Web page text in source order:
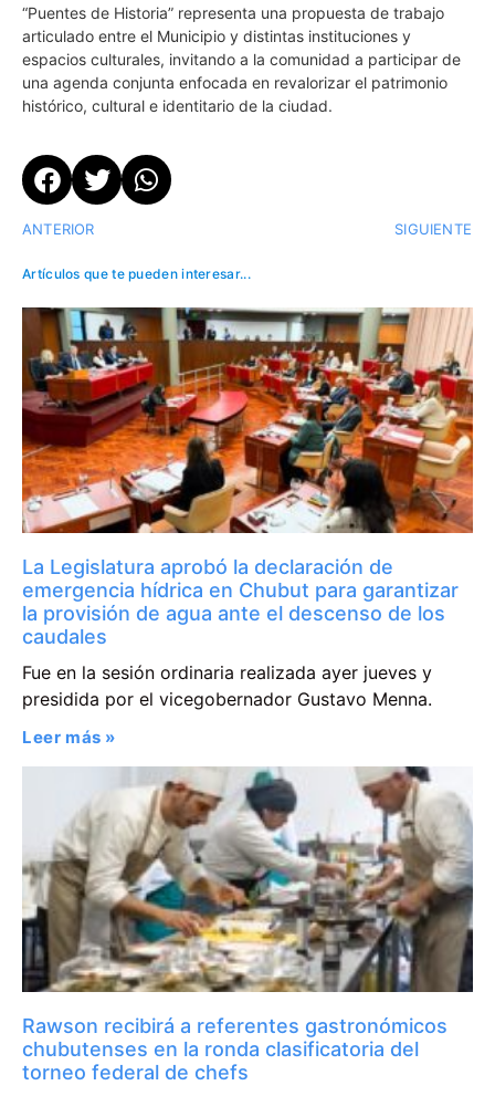
“Puentes de Historia” representa una propuesta de trabajo
articulado entre el Municipio y distintas instituciones y
espacios culturales, invitando a la comunidad a participar de
una agenda conjunta enfocada en revalorizar el patrimonio
histórico, cultural e identitario de la ciudad.
ANTERIOR SIGUIENTE
Artículos que te pueden interesar...
La Legislatura aprobó la declaración de
emergencia hídrica en Chubut para garantizar
la provisión de agua ante el descenso de los
caudales
Fue en la sesión ordinaria realizada ayer jueves y
presidida por el vicegobernador Gustavo Menna.
Leer más »
Rawson recibirá a referentes gastronómicos
chubutenses en la ronda clasificatoria del
torneo federal de chefs